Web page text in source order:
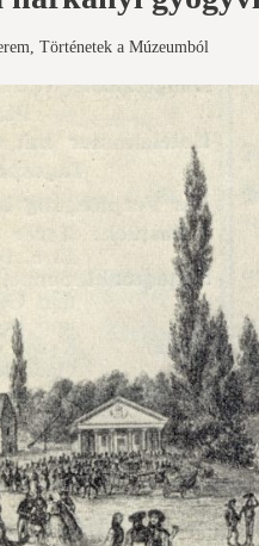
Történetek a Múzeumból